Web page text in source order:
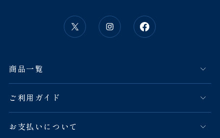
商品一覧
ご利用ガイド
お支払いについて